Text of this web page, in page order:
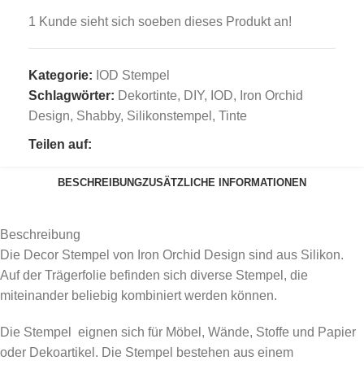
1 Kunde sieht sich soeben dieses Produkt an!
Kategorie: IOD Stempel
Schlagwörter: Dekortinte, DIY, IOD, Iron Orchid
Design, Shabby, Silikonstempel , Tinte
Teilen auf:
BESCHREIBUNGZUSÄTZLICHE INFORMATIONEN
Beschreibung
Die Decor Stempel von Iron Orchid Design sind aus Silikon.
Auf der Trägerfolie befinden sich diverse Stempel, die
miteinander beliebig kombiniert werden können.
Die Stempel eignen sich für Möbel, Wände, Stoffe und Papier
oder Dekoartikel. Die Stempel bestehen aus einem